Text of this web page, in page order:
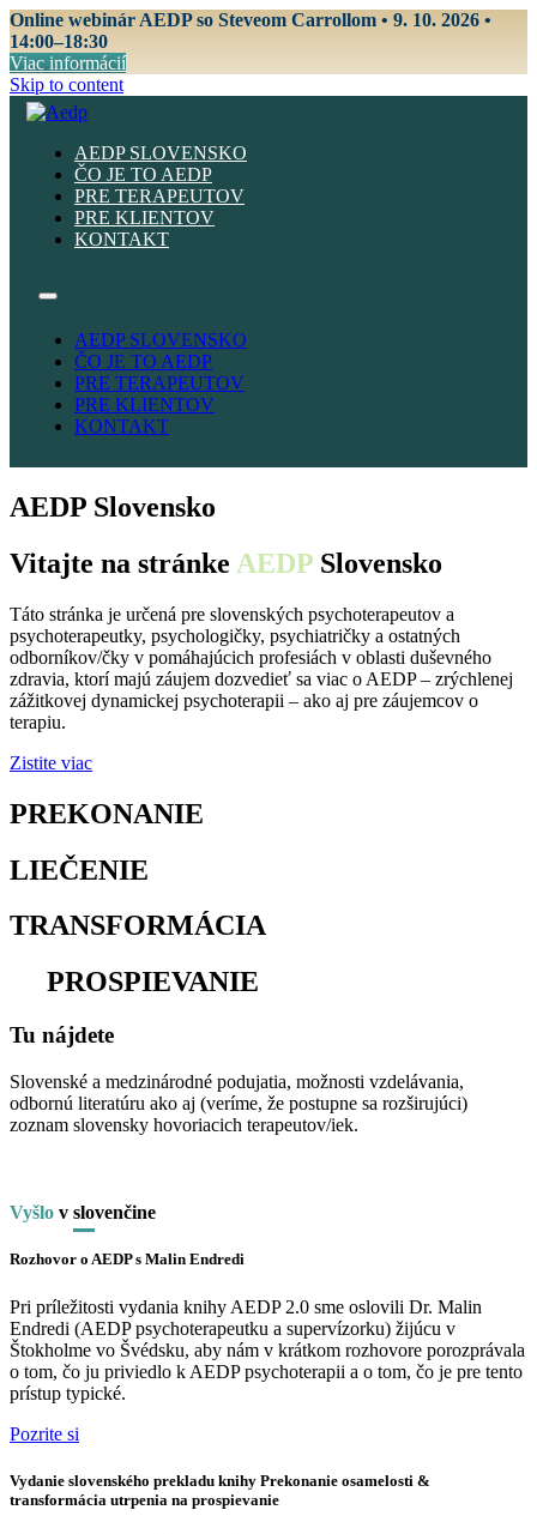
Online webinár AEDP so Steveom Carrollom • 9. 10. 2026 •
14:00–18:30
Viac informácií
Skip to content
AEDP SLOVENSKO
ČO JE TO AEDP
PRE TERAPEUTOV
PRE KLIENTOV
KONTAKT
AEDP SLOVENSKO
ČO JE TO AEDP
PRE TERAPEUTOV
PRE KLIENTOV
KONTAKT
AEDP Slovensko
Vitajte na stránke AEDP Slovensko
Táto stránka je určená pre slovenských psychoterapeutov a
psychoterapeutky, psychologičky, psychiatričky a ostatných
odborníkov/čky v pomáhajúcich profesiách v oblasti duševného
zdravia, ktorí majú záujem dozvedieť sa viac o AEDP – zrýchlenej
zážitkovej dynamickej psychoterapii – ako aj pre záujemcov o
terapiu.
Zistite viac
PREKONANIE
LIEČENIE
TRANSFORMÁCIA
PROSPIEVANIE
Tu nájdete
Slovenské a medzinárodné podujatia, možnosti vzdelávania,
odbornú literatúru ako aj (veríme, že postupne sa rozširujúci)
zoznam slovensky hovoriacich terapeutov/iek.
Vyšlo v slovenčine
Rozhovor o AEDP s Malin Endredi
Pri príležitosti vydania knihy AEDP 2.0 sme oslovili Dr. Malin
Endredi (AEDP psychoterapeutku a supervízorku) žijúcu v
Štokholme vo Švédsku, aby nám v krátkom rozhovore porozprávala
o tom, čo ju priviedlo k AEDP psychoterapii a o tom, čo je pre tento
prístup typické.
Pozrite si
Vydanie slovenského prekladu knihy Prekonanie osamelosti &
transformácia utrpenia na prospievanie